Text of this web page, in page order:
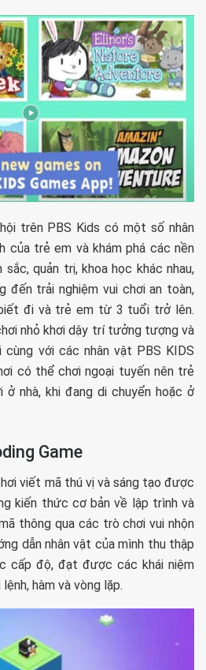
trên PBS Kids có một số nhân
của trẻ em và khám phá các nền
sắc, quản trị, khoa học khác nhau,
đến trải nghiệm vui chơi an toàn,
đi và trẻ em từ 3 tuổi trở lên.
nhỏ khơi dậy trí tưởng tượng và
cùng với các nhân vật PBS KIDS
có thể chơi ngoại tuyến nên trẻ
nhà, khi đang di chuyển hoặc ở
Game
viết mã thú vị và sáng tạo được
kiến ​​thức cơ bản về lập trình và
thông qua các trò chơi vui nhộn
dẫn nhân vật của mình thu thập
cấp độ, đạt được các khái niệm
hàm và vòng lặp.